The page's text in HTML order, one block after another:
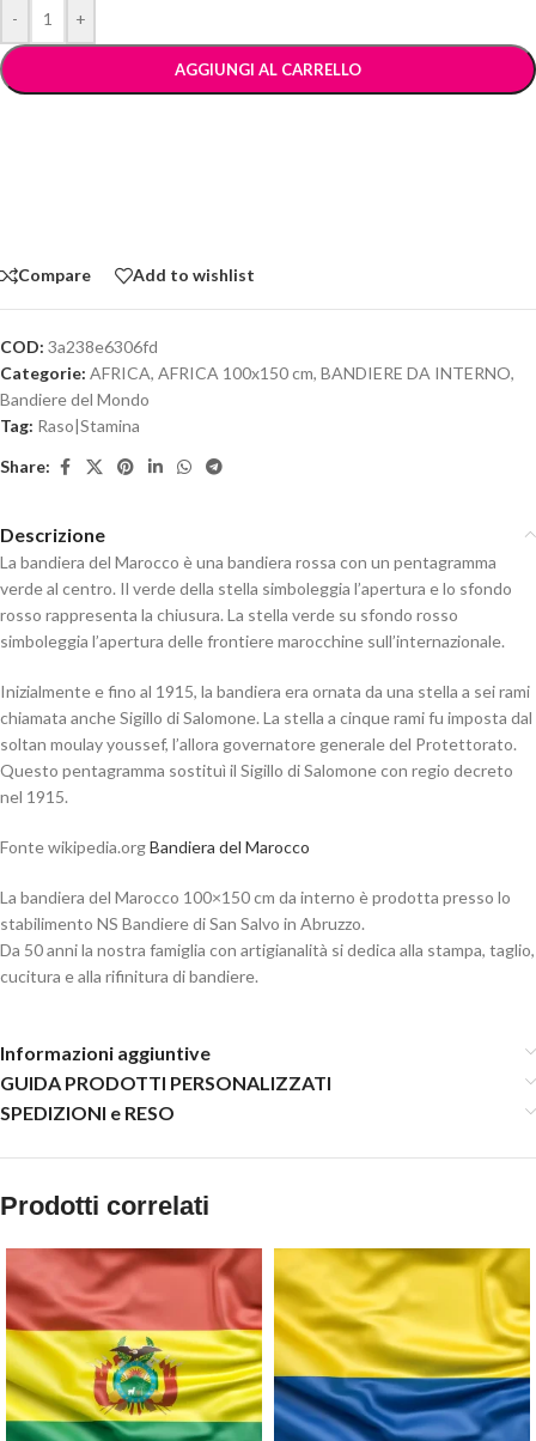
- +
AGGIUNGI AL CARRELLO
Compare Add to wishlist
COD: 3a238e6306fd
Categorie: AFRICA, AFRICA 100x150 cm, BANDIERE DA INTERNO,
Bandiere del Mondo
Tag: Raso|Stamina
Share:
Descrizione
La bandiera del Marocco è una bandiera rossa con un pentagramma
verde al centro. Il verde della stella simboleggia l’apertura e lo sfondo
rosso rappresenta la chiusura. La stella verde su sfondo rosso
simboleggia l’apertura delle frontiere marocchine sull’internazionale.
Inizialmente e fino al 1915, la bandiera era ornata da una stella a sei rami
chiamata anche Sigillo di Salomone. La stella a cinque rami fu imposta dal
soltan moulay youssef, l’allora governatore generale del Protettorato.
Questo pentagramma sostituì il Sigillo di Salomone con regio decreto
nel 1915.
Fonte wikipedia.orgBandiera del Marocco
La bandiera del Marocco 100×150 cm da interno è prodotta presso lo
stabilimento NS Bandiere di San Salvo in Abruzzo.
Da 50 anni la nostra famiglia con artigianalità si dedica alla stampa, taglio,
cucitura e alla rifinitura di bandiere.
Informazioni aggiuntive
GUIDA PRODOTTI PERSONALIZZATI
SPEDIZIONI e RESO
Prodotti correlati